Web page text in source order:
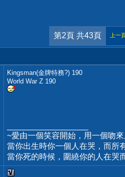
第2頁 共43頁 上一
Kingsman(金牌特務?) 190
World War Z 190
~愛由一個笑容開始，用一個吻
當你出生時你一個人在哭，而所
當你死的時候，圍繞你的人在哭